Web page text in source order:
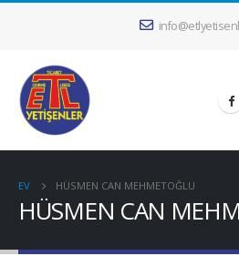
EV HÜSMEN CAN MEHMETOĞLU
HÜSMEN CAN